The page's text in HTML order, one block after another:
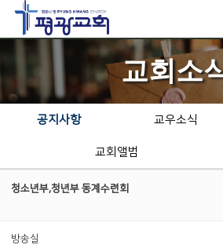
교회소
공지사항 교우소식
교회앨범
청소년부,청년부 동계수련회
방송실